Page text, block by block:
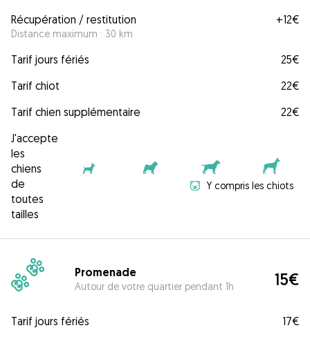
Récupération / restitution
Distance maximum : 30 km
+12€
Tarif jours fériés
25€
Tarif chiot
22€
Tarif chien supplémentaire
22€
J'accepte
les
chiens
de
toutes
tailles
Y compris les chiots
Promenade
Autour de votre quartier pendant 1h 15€
Tarif jours fériés
17€